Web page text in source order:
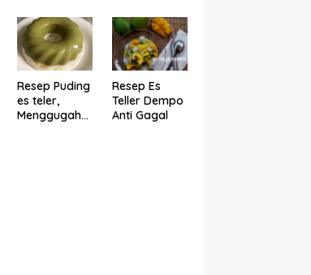
Alpukat
Magicom,
Enak Banget
Resep Puding
es teler,
Menggugah
Resep Es
Teller Dempo
Anti Gagal